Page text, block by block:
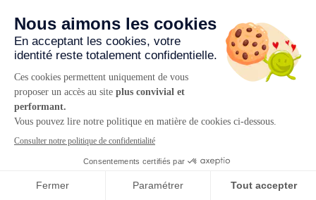
Les coulisses
LA CRÉATION D'UN JEU COMME QOMET
En savoir plus
Actualités
LES
En savoir